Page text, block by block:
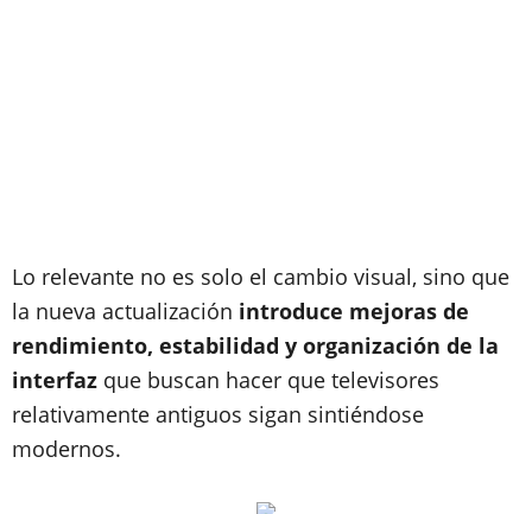
Lo relevante no es solo el cambio visual, sino que
la nueva actualización introduce mejoras de
rendimiento, estabilidad y organización de la
interfaz que buscan hacer que televisores
relativamente antiguos sigan sintiéndose
modernos.